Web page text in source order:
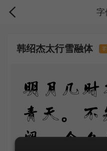
字
韩绍杰太行雪融体
明月几
青天。
阙，今